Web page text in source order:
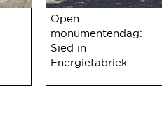
Open
monumentendag:
Sied in
Energiefabriek